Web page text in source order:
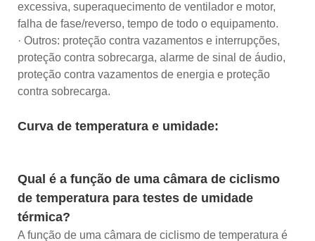
excessiva, superaquecimento de ventilador e motor,
falha de fase/reverso, tempo de todo o equipamento.
· Outros: proteção contra vazamentos e interrupções,
proteção contra sobrecarga, alarme de sinal de áudio,
proteção contra vazamentos de energia e proteção
contra sobrecarga.
Curva de temperatura e umidade:
Qual é a função de uma câmara de ciclismo
de temperatura para testes de umidade
térmica?
A função de uma câmara de ciclismo de temperatura é